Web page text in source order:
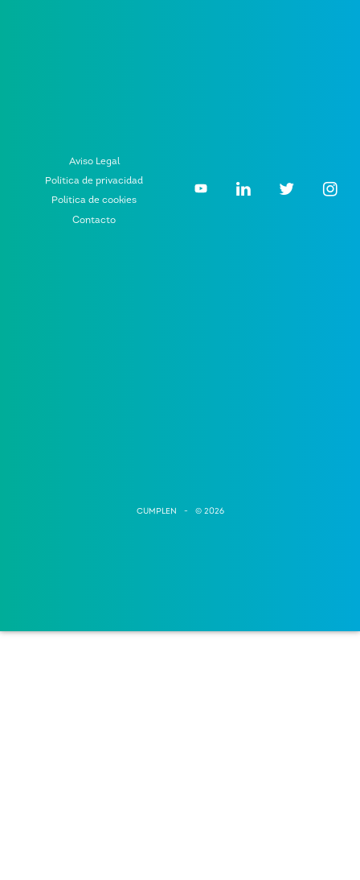
Aviso Legal
Política de privacidad
Política de cookies
Contacto
CUMPLEN - © 2026